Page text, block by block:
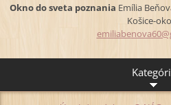
Okno do sveta poznania Emília
Košice-
emiliabe